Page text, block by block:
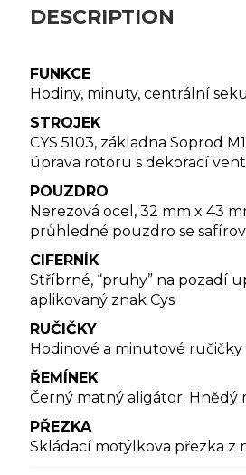
DESCRIPTION
FUNKCE
Hodiny, minuty, centrální
STROJEK
CYS 5103, základna Soprod
úprava rotoru s dekorací
POUZDRO
Nerezová ocel, 32 mm x 43
průhledné pouzdro se
CIFERNÍK
Stříbrné, “pruhy” na pozadí
aplikovaný znak Cys
RUČIČKY
Hodinové a minutové
ŘEMÍNEK
Černý matný aligátor. Hnědý
PŘEZKA
Skládací motýlkova přezka z